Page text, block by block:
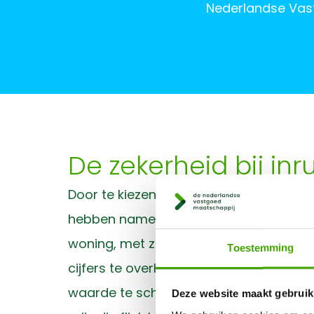
Toestemming
Deze website maakt
Nederlandse
De zekerheid bij
Door te kiezen voor de Nederlandse
hebben namelijk een triple A-status
woning, met zekerheid uw geld krijgt.
cijfers te overleggen. Dat doen we
waarde te schatten. U krijgt een